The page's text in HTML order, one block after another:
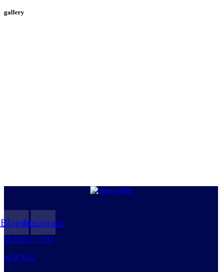
gallery
BloggerInstagram
세무법인 가치
세무지식